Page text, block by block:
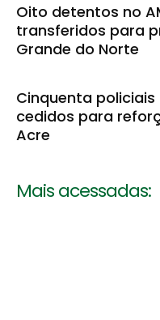
Oito detentos no
transferidos para
Grande do Norte
Cinquenta
cedidos para
Acre
Mais acessadas: